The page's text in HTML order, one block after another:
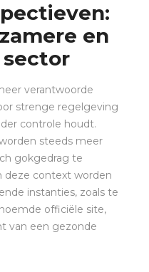
en
verantwoorde
strenge regelgeving
controle houdt.
steeds meer
gokgedrag te
deze context worden
instanties, zoals te
officiële site,
van een gezonde